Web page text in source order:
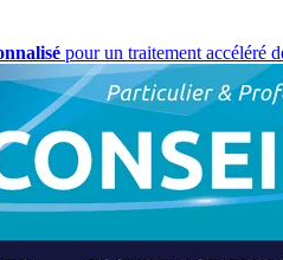
pour un traitement accéléré